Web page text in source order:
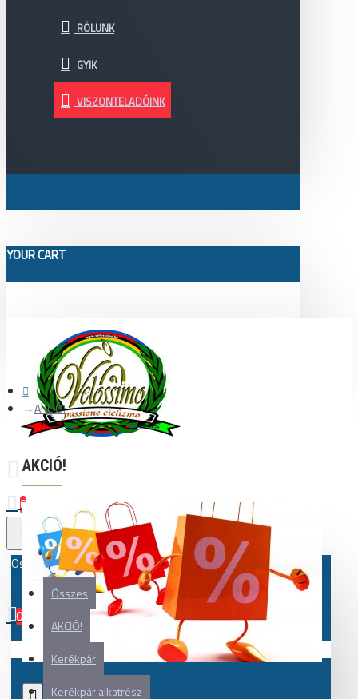
RÓLUNK
GYIK
VISZONTELADÓINK
YOUR CART
0
Összes
Összes
AKCIÓ!
Kerékpár
Kerékpár alkatrész
0
AKCIÓ!
AKCIÓ!
0